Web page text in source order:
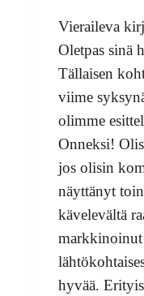
Vieraileva
Oletpas sinä
Tällaisen
viime
olimme
Onneksi!
jos olisin
näyttänyt
kävelevältä
hyvää.